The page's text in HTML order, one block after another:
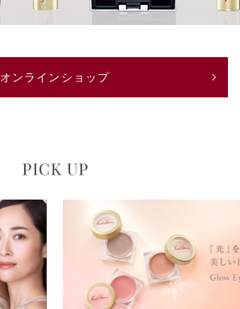
オンラインショップ